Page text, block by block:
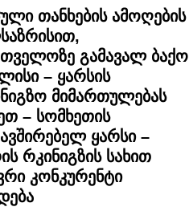
თანხების ამოღების
გამავალ ბაქო
– ყარსის
მიმართულებას
– სომხეთის
ყარსი –
რკინიგზის სახით
კონკურენტი